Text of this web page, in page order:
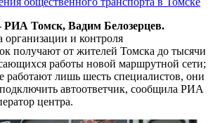
Томск, Вадим Белозерцев.
и контроля
получают от жителей Томска до тысячи
работы новой маршрутной сети;
работают лишь шесть специалистов, они
автоответчик, сообщила РИА
центра.